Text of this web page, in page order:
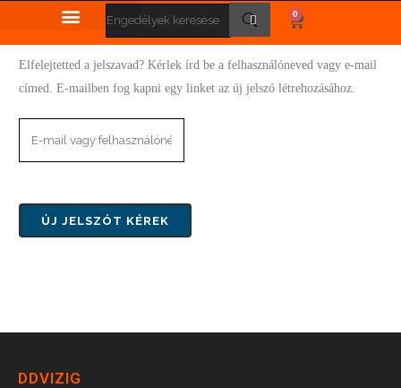
0
Elfelejtetted a jelszavad? Kérlek írd be a felhasználóneved vagy e-mail
címed. E-mailben fog kapni egy linket az új jelszó létrehozásához.
DDVIZIG